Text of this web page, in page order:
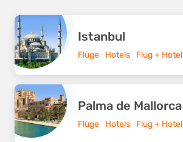
Istanbul
Flüge Hotels Flug + Hotel
Palma de Mallorca
Flüge Hotels Flug + Hotel